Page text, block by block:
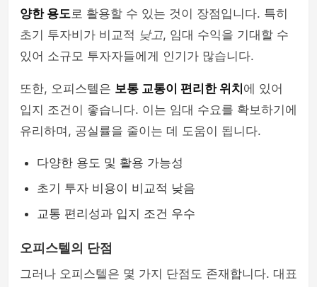
양한 용도로 활용할 수 있는 것이 장점입니다. 특히
초기 투자비가 비교적 낮고, 임대 수익을 기대할 수
있어 소규모 투자자들에게 인기가 많습니다.
또한, 오피스텔은 보통 교통이 편리한 위치 에 있어
입지 조건이 좋습니다. 이는 임대 수요를 확보하기에
유리하며, 공실률을 줄이는 데 도움이 됩니다.
다양한 용도 및 활용 가능성
초기 투자 비용이 비교적 낮음
교통 편리성과 입지 조건 우수
오피스텔의 단점
그러나 오피스텔은 몇 가지 단점도 존재합니다. 대표